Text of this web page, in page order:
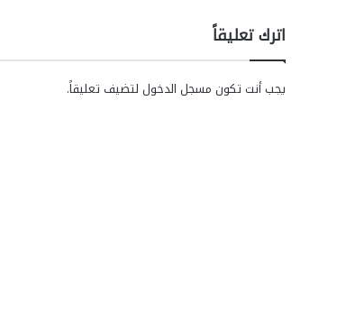
اترك تعليقاً
يجب أنت تكون مسجل الدخول لتضيف تعليقاً.